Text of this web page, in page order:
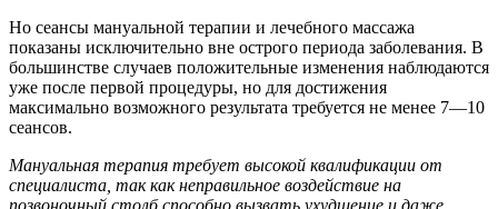
Но сеансы мануальной терапии и лечебного массажа
показаны исключительно вне острого периода заболевания. В
большинстве случаев положительные изменения наблюдаются
уже после первой процедуры, но для достижения
максимально возможного результата требуется не менее 7—10
сеансов.
Мануальная терапия требует высокой квалификации от
специалиста, так как неправильное воздействие на
позвоночный столб способно вызвать ухудшение и даже